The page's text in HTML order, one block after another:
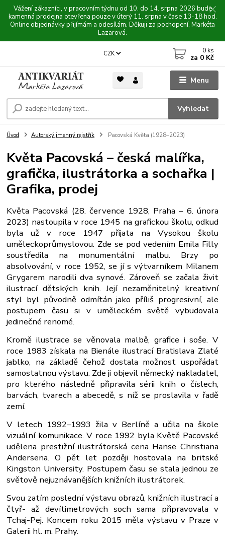
Vážení zákazníci, v pracovním týdnu od 10. do 14. srpna 2026 bude
kamenná prodejna otevřena pouze v úterý 11. srpna v čase 13-18 hod.
Online objednávky přijímám a odesílám. Děkuji za pochopení, Markéta
Lazarová.
Menu
CZK
Vyhledat
0 ks
za 0 Kč
Úvod Autorský jmenný rejstřík Pacovská Květa (1928–2023)
Květa Pacovská – česká malířka,
grafička, ilustrátorka a sochařka |
Grafika, prodej
Květa Pacovská (28. července 1928, Praha – 6. února
2023) nastoupila v roce 1945 na grafickou školu, odkud
byla už v roce 1947 přijata na Vysokou školu
uměleckoprůmyslovou. Zde se pod vedením Emila Filly
soustředila na monumentální malbu. Brzy po
absolvování, v roce 1952, se jí s výtvarníkem Milanem
Grygarem narodili dva synové. Zároveň se začala živit
ilustrací dětských knih. Její nezaměnitelný kreativní
styl byl původně odmítán jako příliš progresivní, ale
postupem času si v uměleckém světě vybudovala
jedinečné renomé.
Kromě ilustrace se věnovala malbě, grafice i soše. V
roce 1983 získala na Bienále ilustrací Bratislava Zlaté
jablko, na základě čehož dostala možnost uspořádat
samostatnou výstavu. Zde ji objevil německý nakladatel,
pro kterého následně připravila sérii knih o číslech,
barvách, tvarech a abecedě, s níž se proslavila v řadě
zemí.
V letech 1992–1993 žila v Berlíně a učila na škole
vizuální komunikace. V roce 1992 byla Květě Pacovské
udělena prestižní ilustrátorská cena Hanse Christiana
Andersena. O pět let později hostovala na britské
Kingston University. Postupem času se stala jednou ze
světově nejuznávanějších knižních ilustrátorek.
Svou zatím poslední výstavu obrazů, knižních ilustrací a
čtyř- až devítimetrových soch sama připravovala v
Tchaj-Pej. Koncem roku 2015 měla výstavu v Praze v
Galerii hl. m. Prahy.